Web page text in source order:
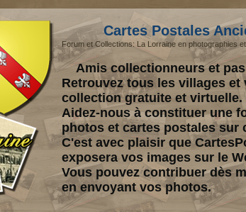
Cartes Postales
Forum et Collections: La Lorraine en photographies
Amis collectionneurs et
Retrouvez tous les villages
collection gratuite et virtuelle.
Aidez-nous à constituer une
photos et cartes postales sur
C'est avec plaisir que
exposera vos images sur le
Vous pouvez contribuer dès
en envoyant vos photos.